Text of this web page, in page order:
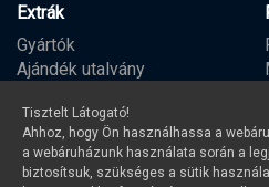
Extrák
Gyártók
Ajándék utalvány
Tisztelt Látogató!
Ahhoz, hogy Ön használhassa a
a webáruházunk használata során a
biztosítsuk, szükséges a sütik